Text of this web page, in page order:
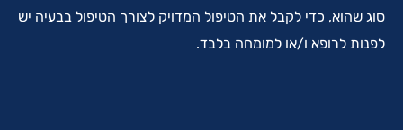
סוג שהוא, כדי לקבל את הטיפול המדויק לצורך הטיפול בבעיה יש
לפנות לרופא ו/או למומחה בלבד.